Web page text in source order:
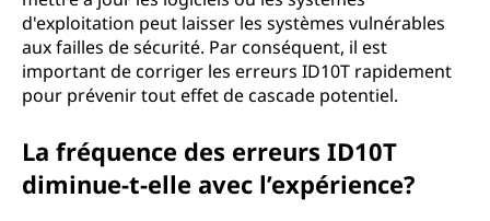
d'exploitation peut laisser les systèmes vulnérables
aux failles de sécurité. Par conséquent, il est
important de corriger les erreurs ID10T rapidement
pour prévenir tout effet de cascade potentiel.
La fréquence des erreurs ID10T
diminue-t-elle avec l’expérience?